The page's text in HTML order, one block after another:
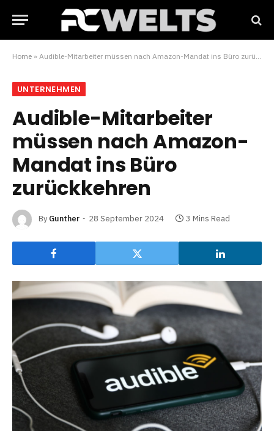
Home » Audible-Mitarbeiter müssen nach Amazon-Mandat ins Büro zurückkehren
UNTERNEHMEN
Audible-Mitarbeiter
müssen nach Amazon-
Mandat ins Büro
zurückkehren
By Gunther 28 September 2024 3 Mins Read